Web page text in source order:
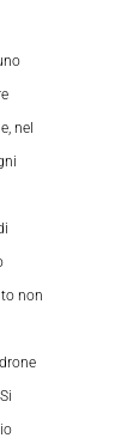
nel
non